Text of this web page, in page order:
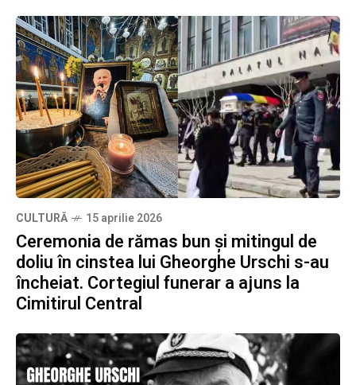
CULTURĂ 15 aprilie 2026
Ceremonia de rămas bun și mitingul de
doliu în cinstea lui Gheorghe Urschi s-au
încheiat. Cortegiul funerar a ajuns la
Cimitirul Central